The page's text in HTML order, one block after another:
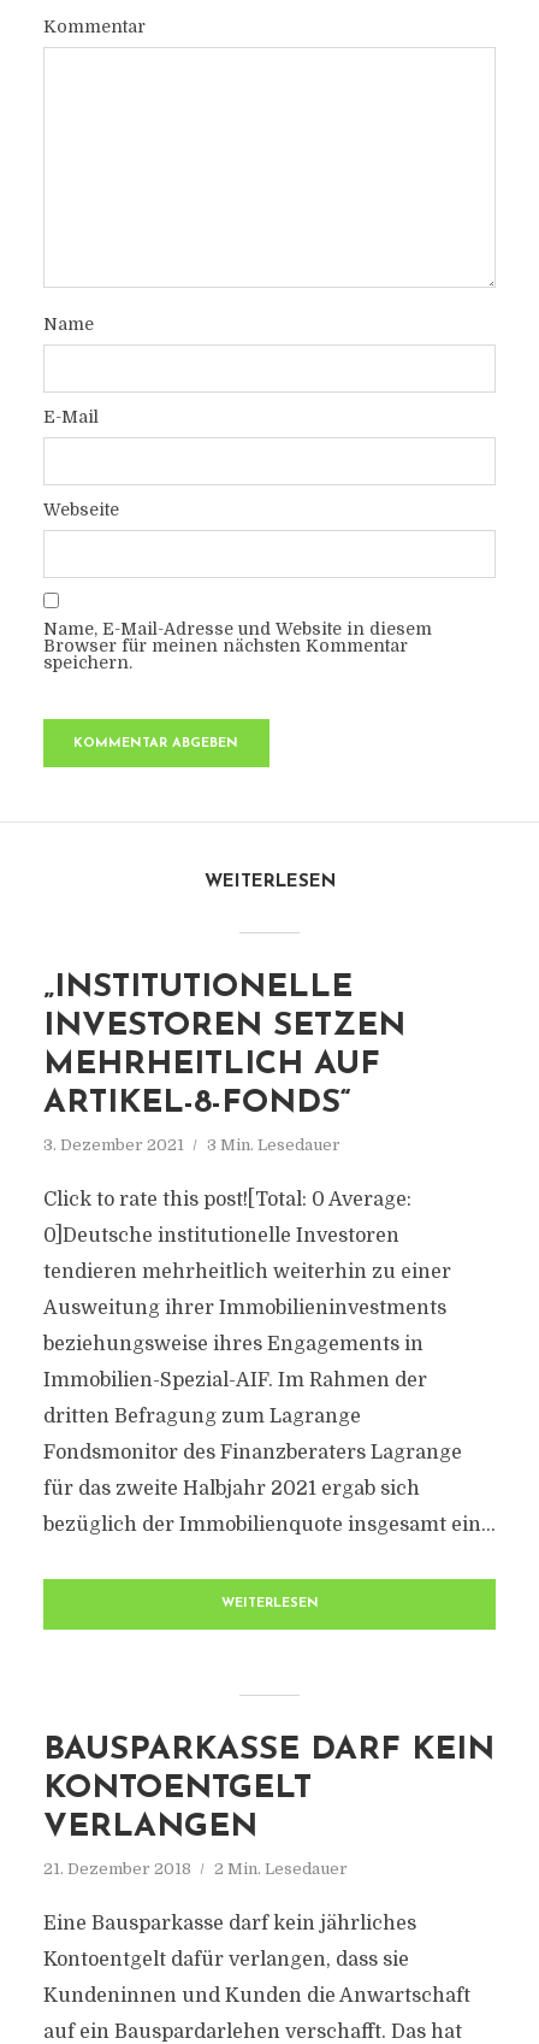
Kommentar
Name
E-Mail
Webseite
Name, E-Mail-Adresse und Website in diesem
Browser für meinen nächsten Kommentar
speichern.
WEITERLESEN
„INSTITUTIONELLE
INVESTOREN SETZEN
MEHRHEITLICH AUF
ARTIKEL-8-FONDS“
3. Dezember 2021 3 Min. Lesedauer
Click to rate this post![Total: 0 Average:
0]Deutsche institutionelle Investoren
tendieren mehrheitlich weiterhin zu einer
Ausweitung ihrer Immobilieninvestments
beziehungsweise ihres Engagements in
Immobilien-Spezial-AIF. Im Rahmen der
dritten Befragung zum Lagrange
Fondsmonitor des Finanzberaters Lagrange
für das zweite Halbjahr 2021 ergab sich
bezüglich der Immobilienquote insgesamt ein...
WEITERLESEN
BAUSPARKASSE DARF KEIN
KONTOENTGELT
VERLANGEN
21. Dezember 2018 2 Min. Lesedauer
Eine Bausparkasse darf kein jährliches
Kontoentgelt dafür verlangen, dass sie
Kundeninnen und Kunden die Anwartschaft
auf ein Bauspardarlehen verschafft. Das hat